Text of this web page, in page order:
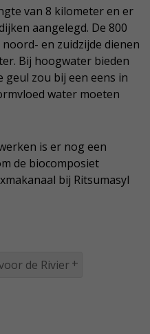
van 8 kilometer en er
aangelegd. De 800
en zuidzijde dienen
Bij hoogwater bieden
geul zou bij een eens in
water moeten
is er nog een
de biocomposiet
bij Ritsumasyl
de Rivier